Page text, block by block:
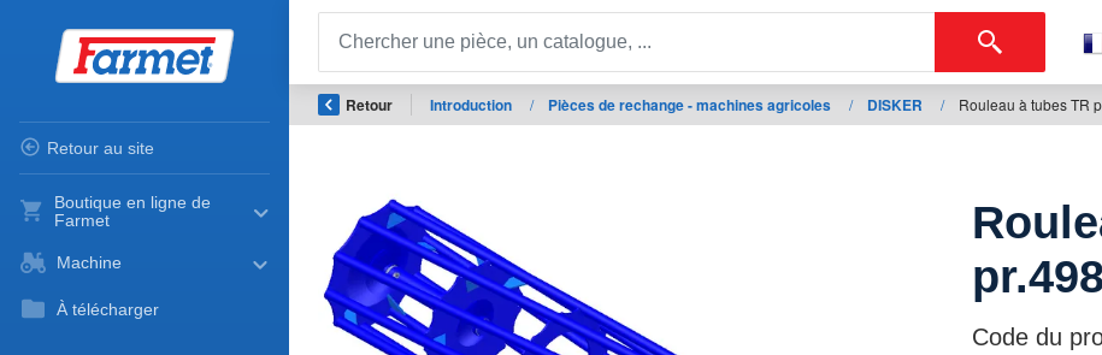
Retour au site
Boutique en ligne de
Farmet
Machine
À télécharger
Retour Introduction / Pièces de rechange - machines agricoles / DISKER / Rouleau à tubes TR
Code du